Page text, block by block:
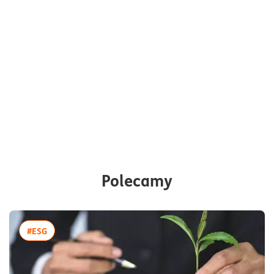
klientów. Musisz jednak mieć świadomość, że
finalnie taka ocena dotknie również Ciebie. Już
poziom emisji dwutlenku węgla z prowadzonej
działalności gospodarczej. W przyszłości zakres
wymaganych danych rozszerzy się o kwestie
związane z ryzykiem społecznym (na przykład o
Polecamy
#ESGwięcej artykułów z tagiem:#ESG